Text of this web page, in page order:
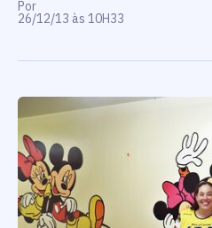
Por
26/12/13 às 10H33